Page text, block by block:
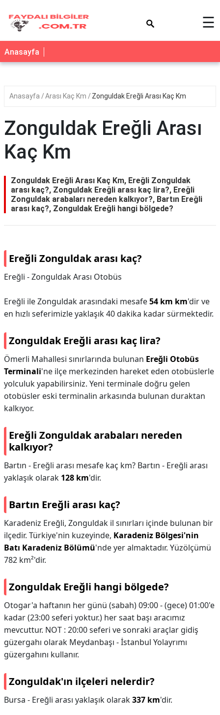
☰
Anasayfa
Anasayfa Arası Kaç Km Zonguldak Ereğli Arası Kaç Km
Zonguldak Ereğli Arası
Kaç Km
Zonguldak Ereğli Arası Kaç Km, Ereğli Zonguldak
arası kaç?, Zonguldak Ereğli arası kaç lira?, Ereğli
Zonguldak arabaları nereden kalkıyor?, Bartın Ereğli
arası kaç?, Zonguldak Ereğli hangi bölgede?
Ereğli Zonguldak arası kaç?
Ereğli - Zonguldak Arası Otobüs
Ereğli ile Zonguldak arasındaki mesafe54 km km'dir ve
en hızlı seferimizle yaklaşık 40 dakika kadar sürmektedir.
Zonguldak Ereğli arası kaç lira?
Ömerli Mahallesi sınırlarında bulunan Ereğli Otobüs
Terminali'ne ilçe merkezinden hareket eden otobüslerle
yolculuk yapabilirsiniz. Yeni terminale doğru gelen
otobüsler eski terminalin arkasında bulunan duraktan
kalkıyor.
Ereğli Zonguldak arabaları nereden
kalkıyor?
Bartın - Ereğli arası mesafe kaç km? Bartın - Ereğli arası
yaklaşık olarak 128 km'dir.
Bartın Ereğli arası kaç?
Karadeniz Ereğli, Zonguldak il sınırları içinde bulunan bir
ilçedir. Türkiye'nin kuzeyinde, Karadeniz Bölgesi'nin
Batı Karadeniz Bölümü'nde yer almaktadır. Yüzölçümü
782 km²'dir.
Zonguldak Ereğli hangi bölgede?
Otogar'a haftanın her günü (sabah) 09:00 - (gece) 01:00'e
kadar (23:00 seferi yoktur.) her saat başı aracımız
mevcuttur. NOT : 20:00 seferi ve sonraki araçlar gidiş
güzergahı olarak Meydanbaşı - İstanbul Yolayrımı
güzergahını kullanır.
Zonguldak'ın ilçeleri nelerdir?
Bursa - Ereğli arası yaklaşık olarak337 km'dir.